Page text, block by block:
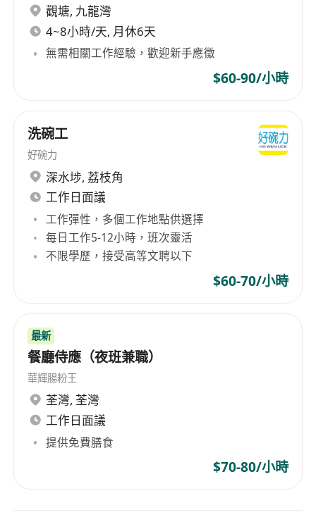
觀塘, 九龍灣
4~8小時/天, 月休6天
無需相關工作經驗，歡迎新手應徵
$60-90/小時
洗碗工
好碗力
深水埗, 荔枝角
工作日面議
工作彈性，多個工作地點供選擇
每日工作5-12小時，班次靈活
不限學歷，接受高等文聘以下
$60-70/小時
最新
餐廳侍應（夜班兼職）
華輝腸粉王
荃灣, 荃灣
工作日面議
提供免費膳食
$70-80/小時